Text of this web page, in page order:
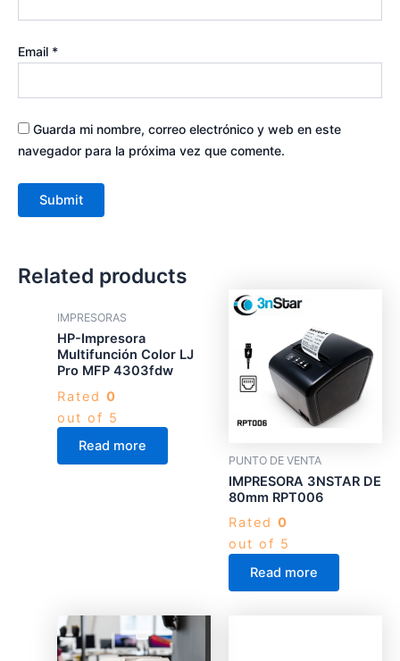
Email *
Guarda mi nombre, correo electrónico y web en este
navegador para la próxima vez que comente.
Related products
IMPRESORAS
HP-Impresora
Multifunción Color LJ
Pro MFP 4303fdw
Rated 0
out of 5
Read more
PUNTO DE VENTA
IMPRESORA 3NSTAR DE
80mm RPT006
Rated 0
out of 5
Read more